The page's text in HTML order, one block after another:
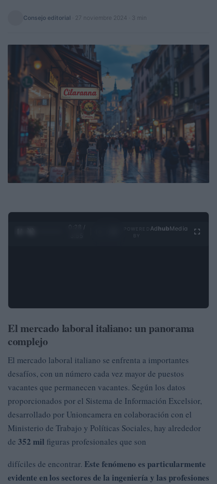
Consejo editorial 27 noviembre 2024 · 3 min
0:29 /
Ad hubMedia
El mercado laboral italiano: un panorama
complejo
El mercado laboral italiano se enfrenta a importantes
desafíos, con un número cada vez mayor de puestos
vacantes que permanecen vacantes. Según los datos
proporcionados por el Sistema de Información Excelsior,
desarrollado por Unioncamera en colaboración con el
Ministerio de Trabajo y Políticas Sociales, hay alrededor
de 352 mil figuras profesionales que son
difíciles de encontrar. Este fenómeno es particularmente
evidente en los sectores de la ingeniería y las profesiones